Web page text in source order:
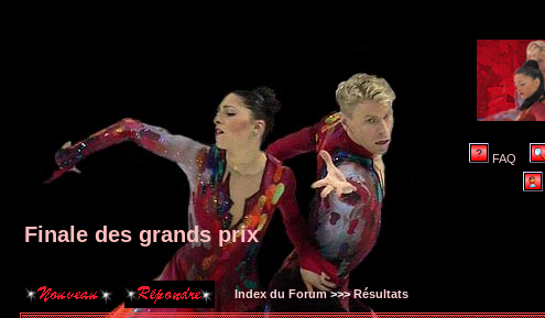
FAQ
Finale des grands prix
Index du Forum>>>Résultats